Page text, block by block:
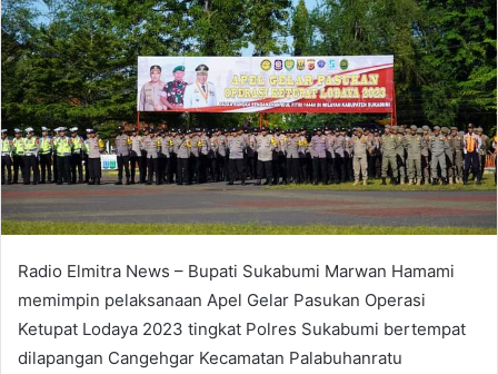
Radio Elmitra News – Bupati Sukabumi Marwan Hamami
memimpin pelaksanaan Apel Gelar Pasukan Operasi
Ketupat Lodaya 2023 tingkat Polres Sukabumi bertempat
dilapangan Cangehgar Kecamatan Palabuhanratu